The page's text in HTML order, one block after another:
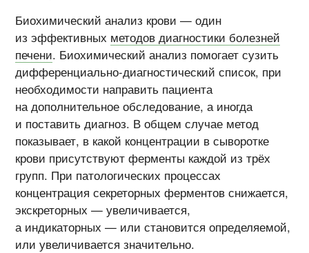
Биохимический анализ крови — один
из эффективных методов диагностики болезней
печени. Биохимический анализ помогает сузить
дифференциально-диагностический список, при
необходимости направить пациента
на дополнительное обследование, а иногда
и поставить диагноз. В общем случае метод
показывает, в какой концентрации в сыворотке
крови присутствуют ферменты каждой из трёх
групп. При патологических процессах
концентрация секреторных ферментов снижается,
экскреторных — увеличивается,
а индикаторных — или становится определяемой,
или увеличивается значительно.